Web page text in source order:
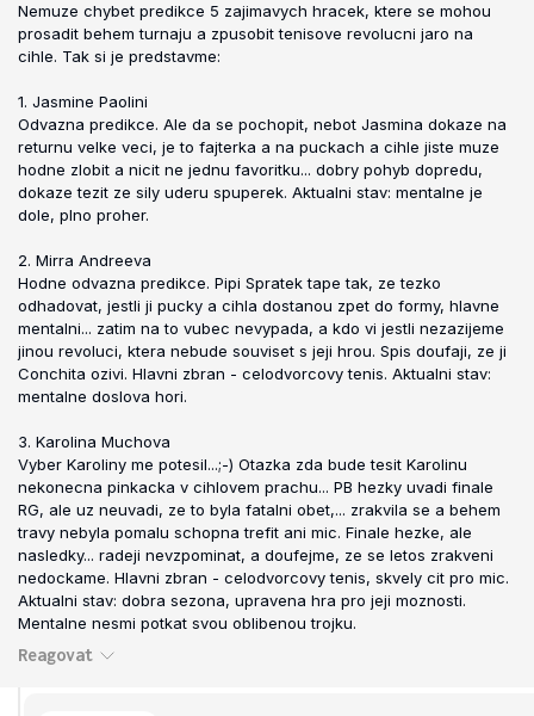
Nemuze chybet predikce 5 zajimavych hracek, ktere se mohou
prosadit behem turnaju a zpusobit tenisove revolucni jaro na
cihle. Tak si je predstavme:
1. Jasmine Paolini
Odvazna predikce. Ale da se pochopit, nebot Jasmina dokaze na
returnu velke veci, je to fajterka a na puckach a cihle jiste muze
hodne zlobit a nicit ne jednu favoritku... dobry pohyb dopredu,
dokaze tezit ze sily uderu spuperek. Aktualni stav: mentalne je
dole, plno proher.
2. Mirra Andreeva
Hodne odvazna predikce. Pipi Spratek tape tak, ze tezko
odhadovat, jestli ji pucky a cihla dostanou zpet do formy, hlavne
mentalni... zatim na to vubec nevypada, a kdo vi jestli nezazijeme
jinou revoluci, ktera nebude souviset s jeji hrou. Spis doufaji, ze ji
Conchita ozivi. Hlavni zbran - celodvorcovy tenis. Aktualni stav:
mentalne doslova hori.
3. Karolina Muchova
Vyber Karoliny me potesil...;-) Otazka zda bude tesit Karolinu
nekonecna pinkacka v cihlovem prachu... PB hezky uvadi finale
RG, ale uz neuvadi, ze to byla fatalni obet,... zrakvila se a behem
travy nebyla pomalu schopna trefit ani mic. Finale hezke, ale
nasledky... radeji nevzpominat, a doufejme, ze se letos zrakveni
nedockame. Hlavni zbran - celodvorcovy tenis, skvely cit pro mic.
Aktualni stav: dobra sezona, upravena hra pro jeji moznosti.
Mentalne nesmi potkat svou oblibenou trojku.
Reagovat